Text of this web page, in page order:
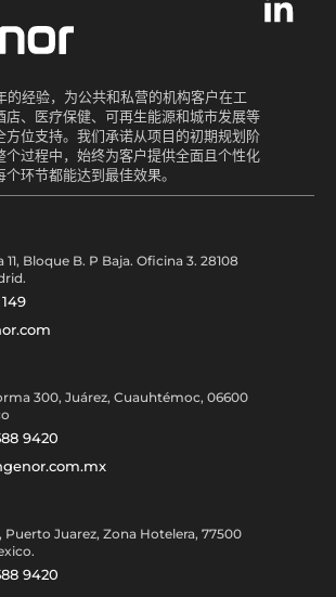
的经验，为公共和私营的机构客户在工
店、医疗保健、可再生能源和城市发展等
方位支持。我们承诺从项目的初期规划阶
个过程中，始终为客户提供全面且个性化
环节都能达到最佳效果。
11, Bloque B. P Baja. Oficina 3. 28108
300, Juárez, Cuauhtémoc, 06600
9420
Puerto Juarez, Zona Hotelera, 77500
9420